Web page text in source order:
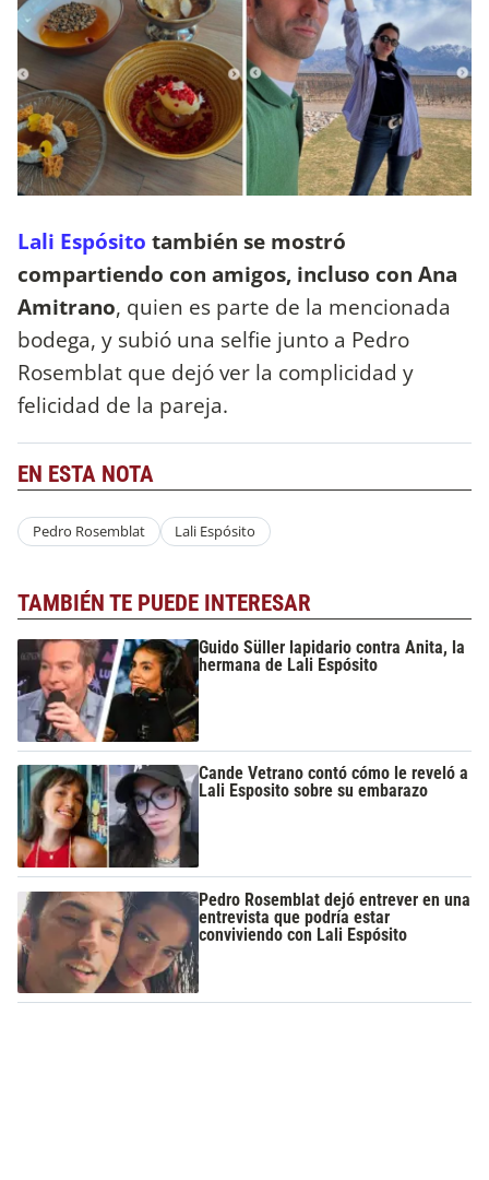
Lali Espósito también se mostró
compartiendo con amigos, incluso con Ana
Amitrano, quien es parte de la mencionada
bodega, y subió una selfie junto a Pedro
Rosemblat que dejó ver la complicidad y
felicidad de la pareja.
EN ESTA NOTA
Pedro Rosemblat Lali Espósito
TAMBIÉN TE PUEDE INTERESAR
Guido Süller lapidario contra Anita, la
hermana de Lali Espósito
Cande Vetrano contó cómo le reveló a
Lali Esposito sobre su embarazo
Pedro Rosemblat dejó entrever en una
entrevista que podría estar
conviviendo con Lali Espósito